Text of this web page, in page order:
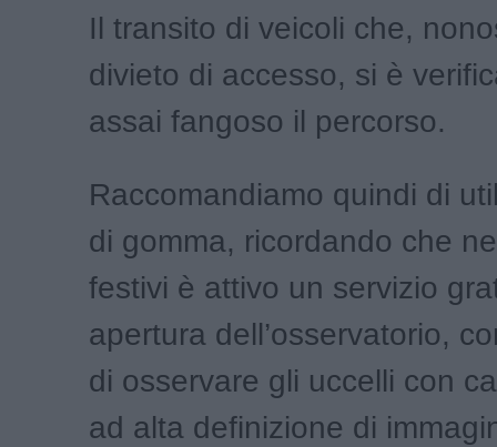
Il transito di veicoli che,
divieto di accesso, si è
assai fangoso il percorso.
Raccomandiamo quindi di
di gomma, ricordando che
festivi è attivo un servizio
apertura dell’osservatorio,
di osservare gli uccelli con
ad alta definizione di